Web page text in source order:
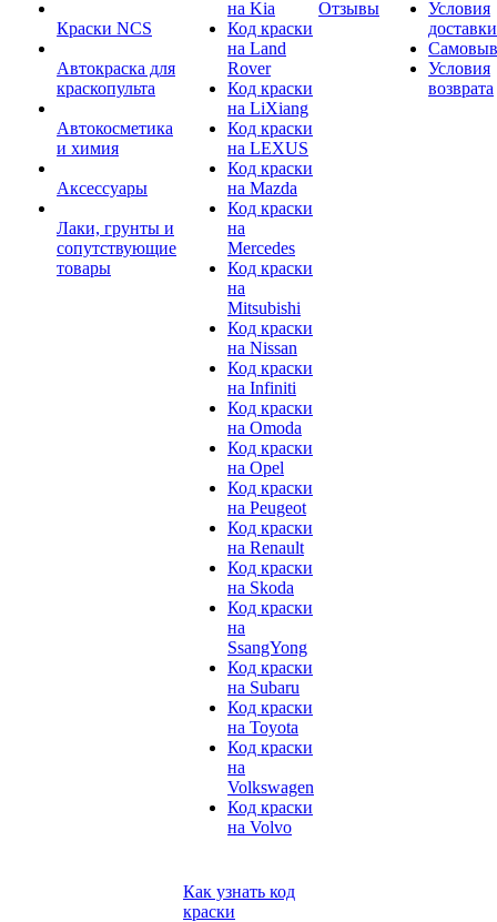
Краски NCS
Автокраска для
краскопульта
Автокосметика
и химия
Аксессуары
Лаки, грунты и
сопутствующие
товары
на Kia
Код краски
на Land
Rover
Код краски
на LiXiang
Код краски
на LEXUS
Код краски
на Mazda
Код краски
на
Mercedes
Код краски
на
Mitsubishi
Код краски
на Nissan
Код краски
на Infiniti
Код краски
на Omoda
Код краски
на Opel
Код краски
на Peugeot
Код краски
на Renault
Код краски
на Skoda
Код краски
на
SsangYong
Код краски
на Subaru
Код краски
на Toyota
Код краски
на
Volkswagen
Код краски
на Volvo
Отзывы
Условия
доставки
Условия
возврата
Как узнать код
краски